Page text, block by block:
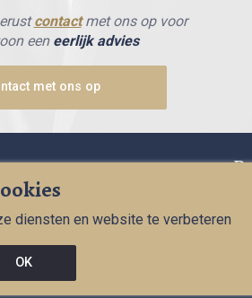
contactmet ons op voor
een eerlijk advies
met ons op
diensten en website te verbeteren
OK